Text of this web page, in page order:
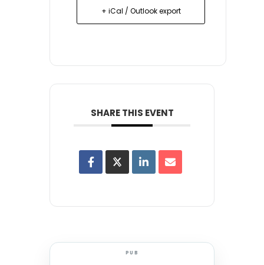
+ iCal / Outlook export
SHARE THIS EVENT
PUB